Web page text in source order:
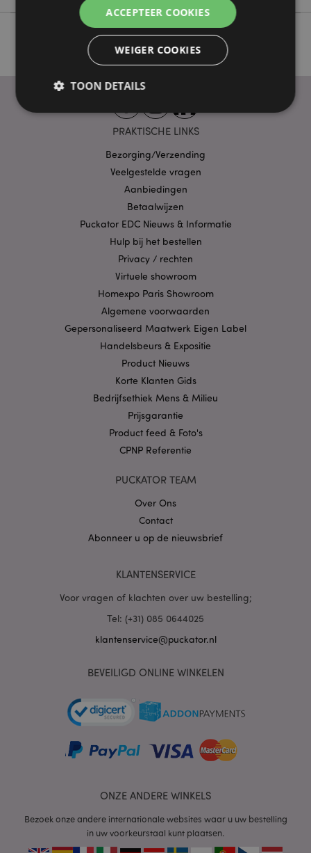
PRAKTISCHE LINKS
Bezorging/Verzending
Veelgestelde vragen
Aanbiedingen
Betaalwijzen
Puckator EDC Nieuws & Informatie
Hulp bij het bestellen
Privacy / rechten
Virtuele showroom
Homexpo Paris Showroom
Algemene voorwaarden
Gepersonaliseerd Maatwerk Eigen Label
Handelsbeurs & Expositie
Product Nieuws
Korte Klanten Gids
Bedrijfsethiek Mens & Milieu
Prijsgarantie
Product feed & Foto's
CPNP Referentie
PUCKATOR TEAM
Over Ons
Contact
Abonneer u op de nieuwsbrief
KLANTENSERVICE
Voor vragen of klachten over uw bestelling;
Tel: (+31) 085 0644025
klantenservice@puckator.nl
BEVEILIGD ONLINE WINKELEN
ONZE ANDERE WINKELS
Bezoek onze andere internationale websites waar u uw bestelling
in uw voorkeurstaal kunt plaatsen.
ACCEPTEER COOKIES
WEIGER COOKIES
TOON DETAILS
Functionaliteits
Strikt noodzakelijke cookies maken
kernfunctionaliteit van de website mogelijk, zoals
gebruikersaanmelding en accountbeheer. Zonder
strikt noodzakelijke cookies kan de website niet
goed gebruikt worden.
CookieScriptConsent
X-Magento-Vary
mage-cache-storage
mage-cache-sessid
Adobe Inc.
www.puckator.nl
Privacybeleid van